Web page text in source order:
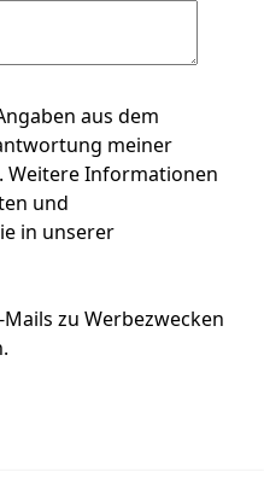
aus dem
meiner
Weitere Informationen
und
in unserer
zu Werbezwecken